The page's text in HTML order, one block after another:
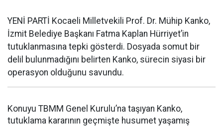
YENİ PARTİ Kocaeli Milletvekili Prof. Dr. Mühip Kanko,
İzmit Belediye Başkanı Fatma Kaplan Hürriyet’in
tutuklanmasına tepki gösterdi. Dosyada somut bir
delil bulunmadığını belirten Kanko, sürecin siyasi bir
operasyon olduğunu savundu.
Konuyu TBMM Genel Kurulu’na taşıyan Kanko,
tutuklama kararının geçmişte husumet yaşamış